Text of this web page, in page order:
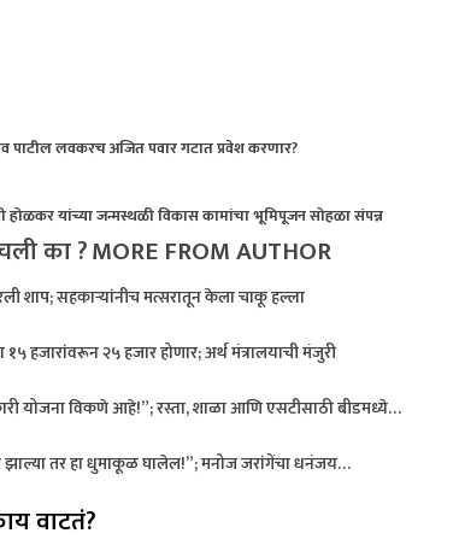
पाटील लवकरच अजित पवार गटात प्रवेश करणार?
होळकर यांच्या जन्मस्थळी विकास कामांचा भूमिपूजन सोहळा संपन्न
का ?MORE FROM AUTHOR
शाप; सहकाऱ्यांनीच मत्सरातून केला चाकू हल्ला
१५ हजारांवरून २५ हजार होणार; अर्थ मंत्रालयाची मंजुरी
योजना विकणे आहे!”; रस्ता, शाळा आणि एसटीसाठी बीडमध्ये…
झाल्या तर हा धुमाकूळ घालेल!”; मनोज जरांगेंचा धनंजय…
वाटतं?